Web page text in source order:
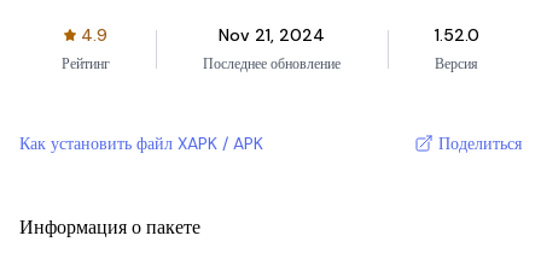
4.9
Рейтинг
Nov 21, 2024
Последнее обновление
1.52.0
Версия
Как установить файл XAPK / APK Поделиться
Информация о пакете